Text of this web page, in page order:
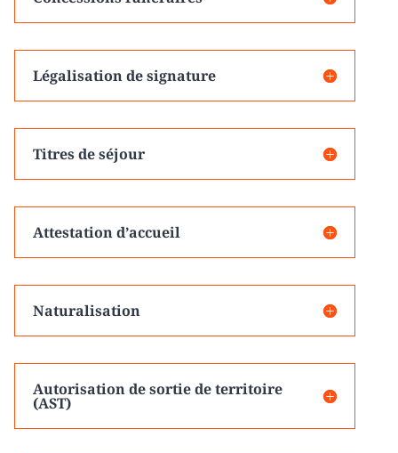
Légalisation de signature
Titres de séjour
Attestation d’accueil
Naturalisation
Autorisation de sortie de territoire
(AST)